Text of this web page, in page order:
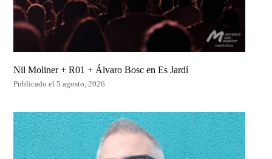
Nil Moliner + R01 + Álvaro Bosc en Es Jardí
Publicado el 5 agosto, 2026